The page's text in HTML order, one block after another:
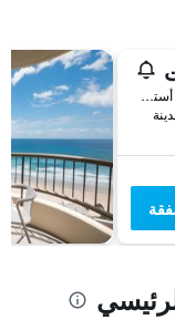
الشاطئ الرئيسي, QLD, أستراليا